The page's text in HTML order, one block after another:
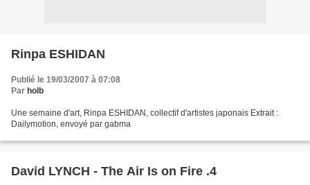
Rinpa ESHIDAN
Publié le 19/03/2007 à 07:08
Par holb
Une semaine d'art, Rinpa ESHIDAN, collectif d'artistes japonais Extrait :
Dailymotion, envoyé par gabma
David LYNCH - The Air Is on Fire .4